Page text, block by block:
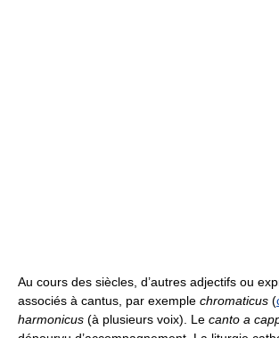
Au cours des siècles, d’autres adjectifs ou
associés à cantus, par exemple chromaticus (
harmonicus (à plusieurs voix). Le canto a